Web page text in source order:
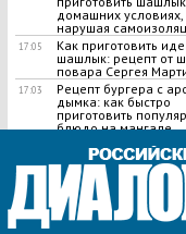
домашних условиях,
нарушая
17:05
Как приготовить
шашлык​: рецепт от
повара Сергея
17:03
Рецепт бургера с
дымка: как быстро
приготовить
блюдо на мангале
ВСЕ